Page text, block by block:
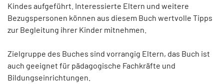
Kindes aufgeführt. Interessierte Eltern und weitere
Bezugspersonen können aus diesem Buch wertvolle Tipps
zur Begleitung ihrer Kinder mitnehmen.
Zielgruppe des Buches sind vorrangig Eltern, das Buch ist
auch geeignet für pädagogische Fachkräfte und
Bildungseinrichtungen.